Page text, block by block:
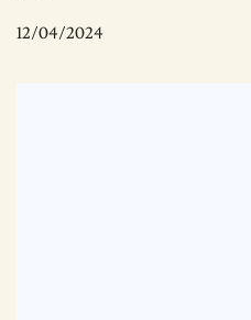
12/04/2024